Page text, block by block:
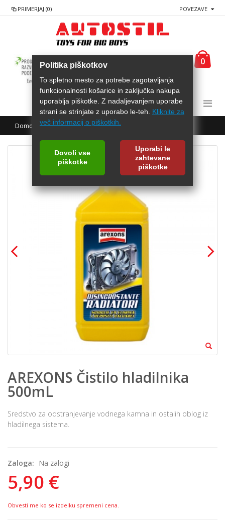
Politika piškotkov
To spletno mesto za potrebe zagotavljanja
funkcionalnosti košarice in zaključka nakupa
uporablja piškotke. Z nadaljevanjem uporabe
strani se strinjate z uporabo le-teh. Kliknite za
več informacij o piškotkih.
Dovoli vse
piškotke
Uporabi le
zahtevane
piškotke
PRIMERJAJ (0) POVEZAVE
0
Domov AREXONS Čistilo hladilnika 500mL
AREXONS Čistilo hladilnika
500mL
Sredstvo za odstranjevanje vodnega kamna in ostalih oblog iz
hladilnega sistema.
Zaloga: Na zalogi
5,90 €
Obvesti me ko se izdelku spremeni cena.